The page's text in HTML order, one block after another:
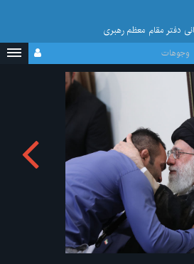
دفتر مقام معظم رهبری
وجوهات